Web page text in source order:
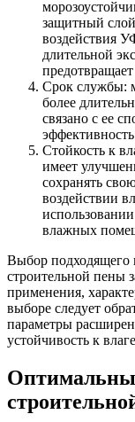
защитный
воздействия
длительной
Срок службы:
более
связано с ее
Стойкость к
имеет
сохранять
воздействии
влажных
Выбор подходящего
строительной пены
применения,
выборе следует
параметры
устойчивость к